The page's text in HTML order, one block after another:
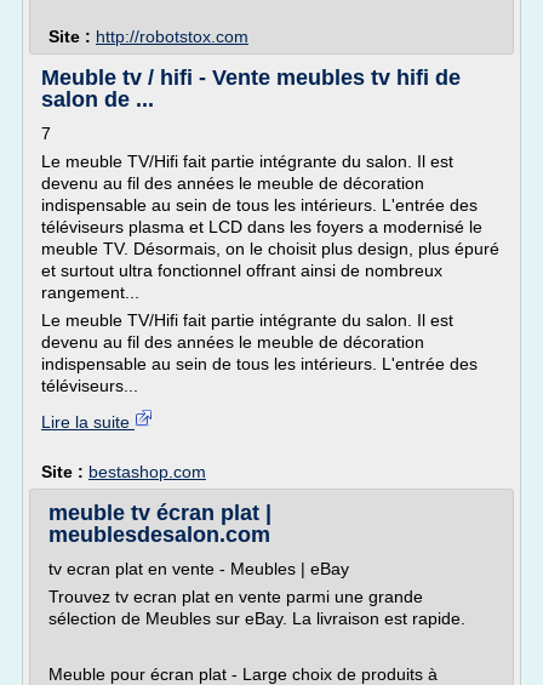
Site : http://robotstox.com
Meuble tv / hifi - Vente meubles tv hifi de
salon de ...
7
Le meuble TV/Hifi fait partie intégrante du salon. Il est
devenu au fil des années le meuble de décoration
indispensable au sein de tous les intérieurs. L'entrée des
téléviseurs plasma et LCD dans les foyers a modernisé le
meuble TV. Désormais, on le choisit plus design, plus épuré
et surtout ultra fonctionnel offrant ainsi de nombreux
rangement...
Le meuble TV/Hifi fait partie intégrante du salon. Il est
devenu au fil des années le meuble de décoration
indispensable au sein de tous les intérieurs. L'entrée des
téléviseurs...
Lire la suite
Site : bestashop.com
meuble tv écran plat |
meublesdesalon.com
tv ecran plat en vente - Meubles | eBay
Trouvez tv ecran plat en vente parmi une grande
sélection de Meubles sur eBay. La livraison est rapide.
Meuble pour écran plat - Large choix de produits à